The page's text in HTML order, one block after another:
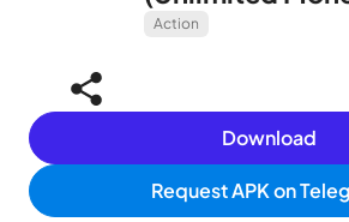
Action
Download
Request APK on